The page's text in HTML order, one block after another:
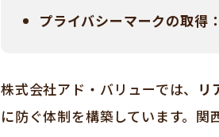
プライバシーマークの取得
株式会社アド・バリューでは、 リ
に防ぐ体制を構築しています。